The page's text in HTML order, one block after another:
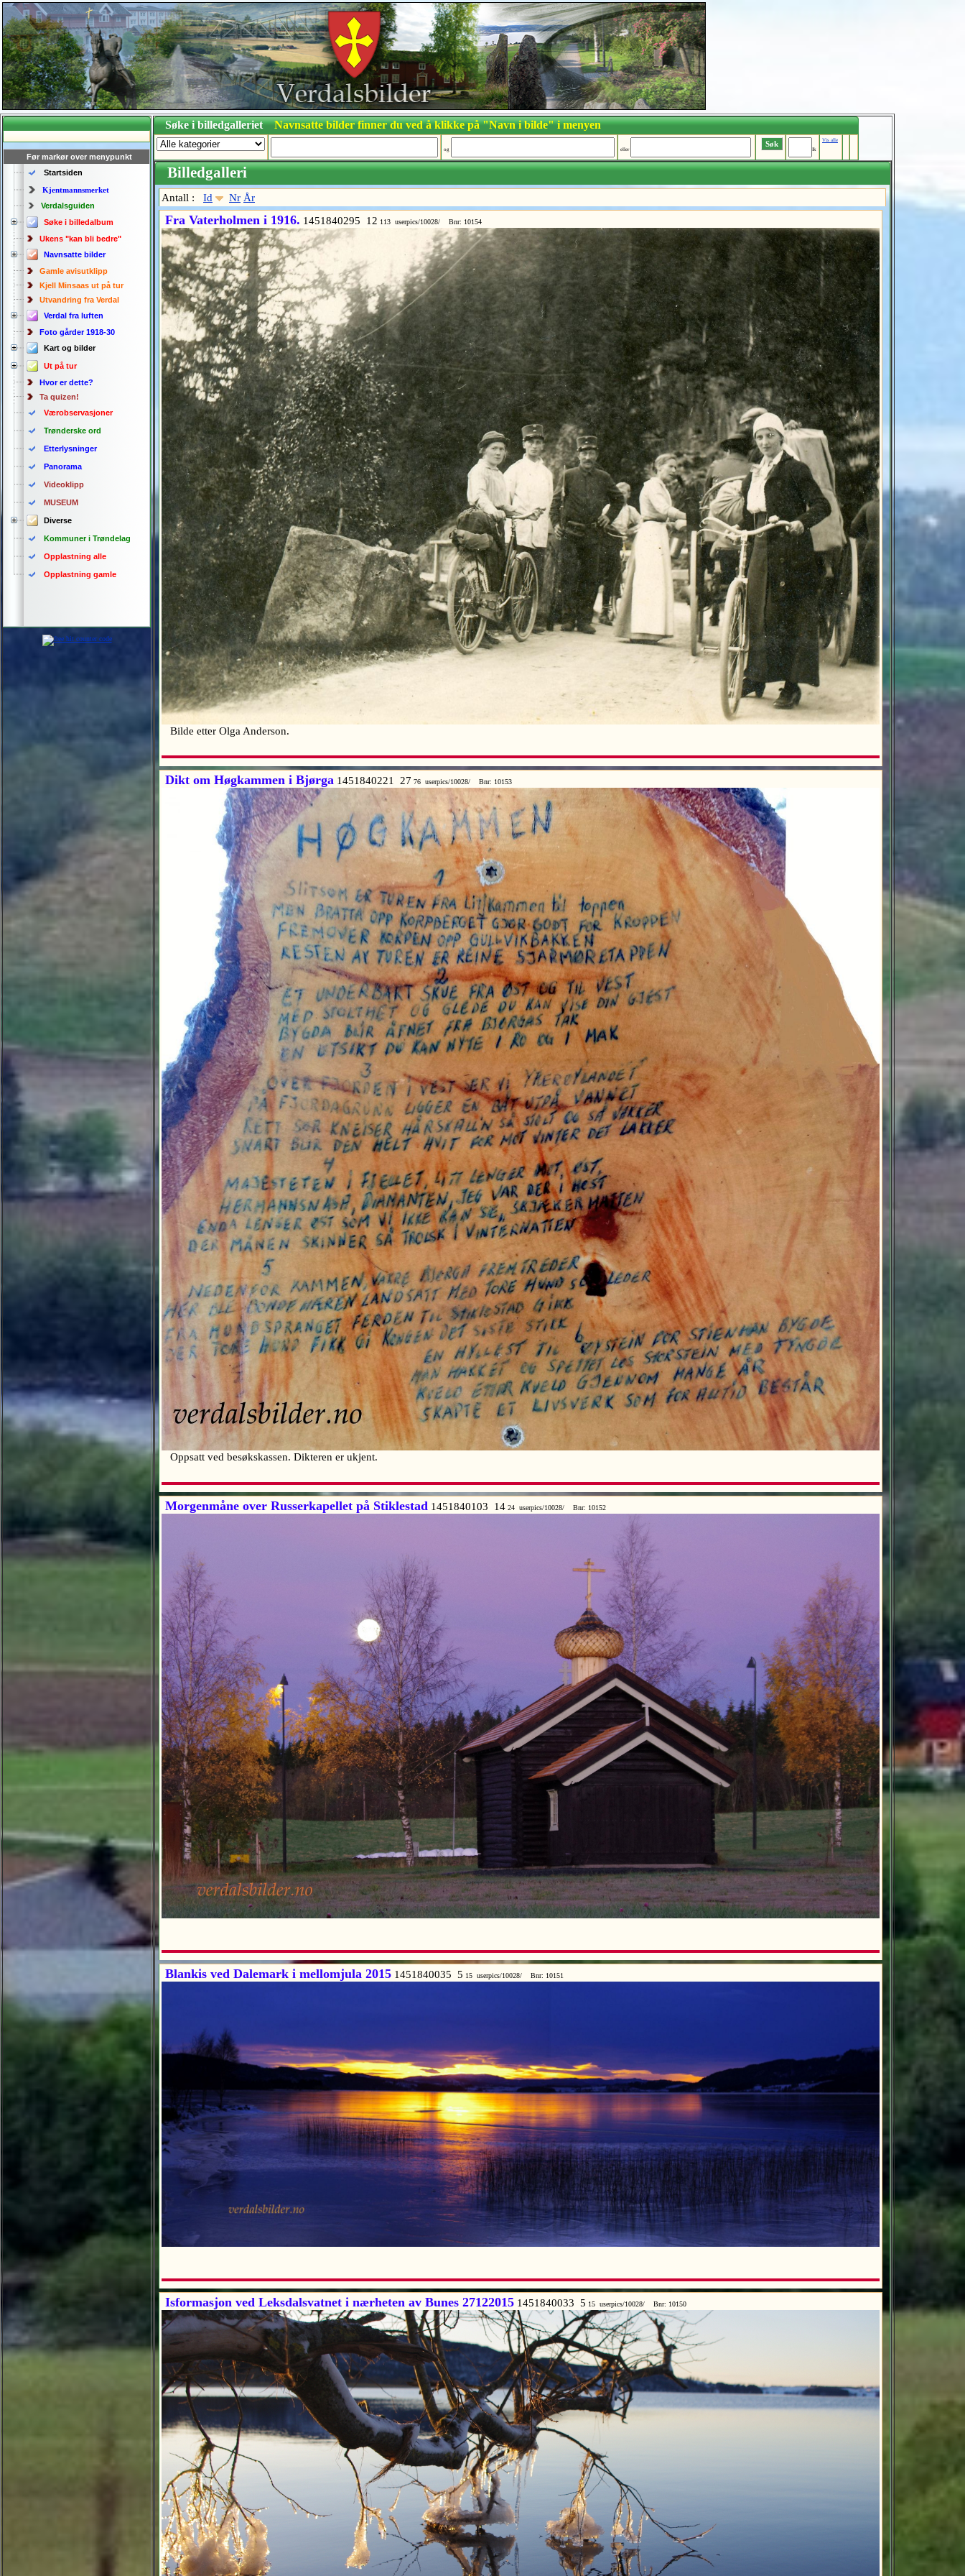
Før markør over menypunkt
Startsiden
Kjentmannsmerket
Verdalsguiden
Søke i billedalbum
Ukens "kan bli bedre"
Navnsatte bilder
Gamle avisutklipp
Kjell Minsaas ut på tur
Utvandring fra Verdal
Verdal fra luften
Foto gårder 1918-30
Kart og bilder
Ut på tur
Hvor er dette?
Ta quizen!
Værobservasjoner
Trønderske ord
Etterlysninger
Panorama
Videoklipp
MUSEUM
Diverse
Kommuner i Trøndelag
Opplastning alle
Opplastning gamle
Søke i billedgallerietNavnsatte bilder finner du ved å klikke på "Navn i bilde" i menyen
og eller Ik
Vis alle
Billedgalleri
Antall : Id Nr År
Fra Vaterholmen i 1916. 1451840295 12 113 userpics/10028/ Bnr: 10154
Bilde etter Olga Anderson.
Dikt om Høgkammen i Bjørga 1451840221 27 76 userpics/10028/ Bnr: 10153
Oppsatt ved besøkskassen. Dikteren er ukjent.
Morgenmåne over Russerkapellet på Stiklestad 1451840103 14 24 userpics/10028/ Bnr: 10152
Blankis ved Dalemark i mellomjula 2015 1451840035 5 15 userpics/10028/ Bnr: 10151
Isformasjon ved Leksdalsvatnet i nærheten av Bunes 27122015 1451840033 5 15 userpics/10028/ Bnr: 10150